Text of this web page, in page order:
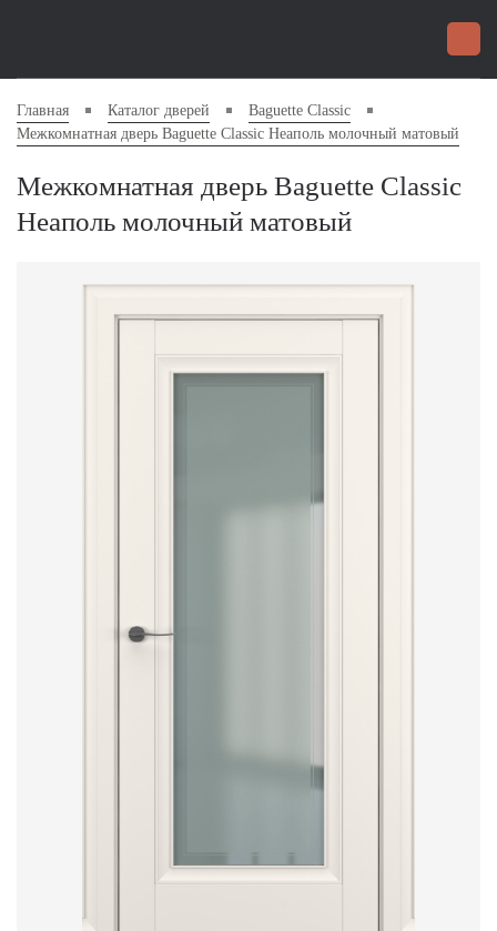
Главная Каталог дверей
Baguette Classic
Межкомнатная дверь Baguette Classic Неаполь молочный матовый
Межкомнатная дверь Baguette Classic
Неаполь молочный матовый